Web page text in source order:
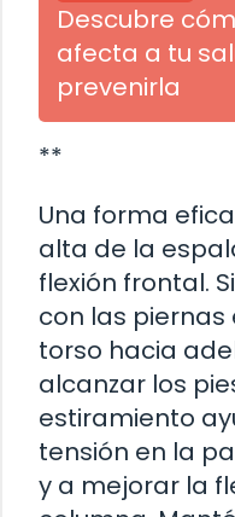
Descubre
afecta a tu
prevenirla
**
Una forma
alta de la
flexión frontal.
con las piernas
torso hacia
alcanzar los
estiramiento
tensión en la
y a mejorar la